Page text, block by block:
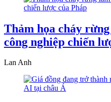
Thảm họa cháy
công nghiệp chiến
Lan Anh